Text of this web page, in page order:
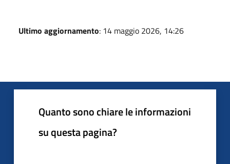
Ultimo aggiornamento: 14 maggio 2026, 14:26
Quanto sono chiare le informazioni
su questa pagina?